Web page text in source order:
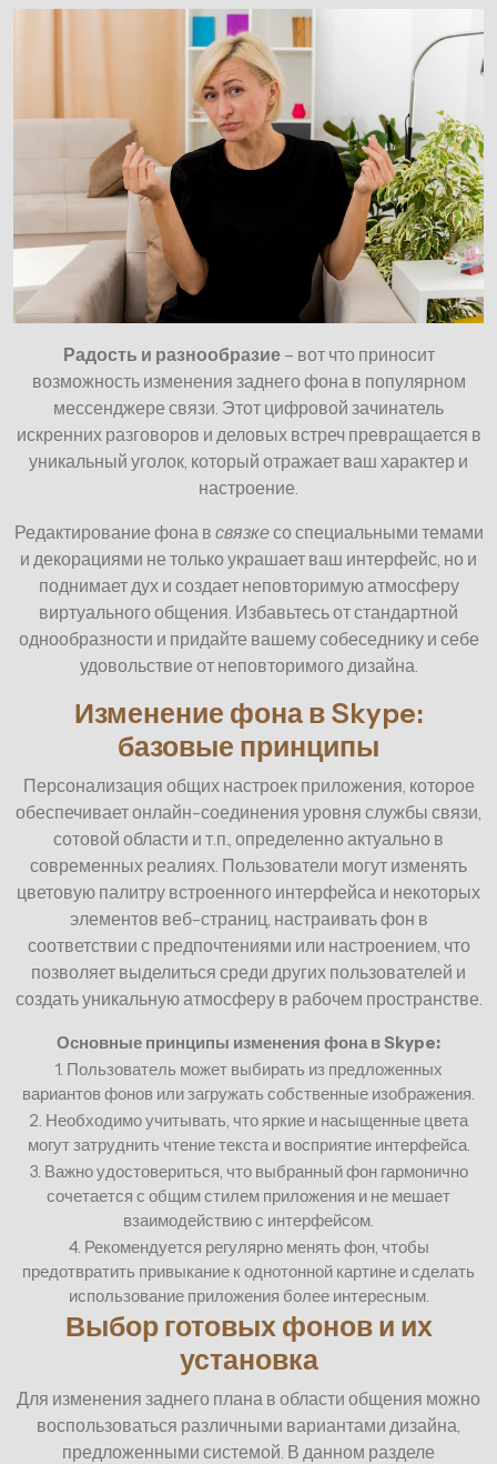
Радость и разнообразие– вот что приносит
возможность изменения заднего фона в популярном
мессенджере связи. Этот цифровой зачинатель
искренних разговоров и деловых встреч превращается в
уникальный уголок, который отражает ваш характер и
настроение.
Редактирование фона в связкесо специальными темами
и декорациями не только украшает ваш интерфейс, но и
поднимает дух и создает неповторимую атмосферу
виртуального общения. Избавьтесь от стандартной
однообразности и придайте вашему собеседнику и себе
удовольствие от неповторимого дизайна.
Изменение фона в Skype:
базовые принципы
Персонализация общих настроек приложения, которое
обеспечивает онлайн-соединения уровня службы связи,
сотовой области и т.п., определенно актуально в
современных реалиях. Пользователи могут изменять
цветовую палитру встроенного интерфейса и некоторых
элементов веб-страниц, настраивать фон в
соответствии с предпочтениями или настроением, что
позволяет выделиться среди других пользователей и
создать уникальную атмосферу в рабочем пространстве.
Основные принципы изменения фона в Skype:
1. Пользователь может выбирать из предложенных
вариантов фонов или загружать собственные изображения.
2. Необходимо учитывать, что яркие и насыщенные цвета
могут затруднить чтение текста и восприятие интерфейса.
3. Важно удостовериться, что выбранный фон гармонично
сочетается с общим стилем приложения и не мешает
взаимодействию с интерфейсом.
4. Рекомендуется регулярно менять фон, чтобы
предотвратить привыкание к однотонной картине и сделать
использование приложения более интересным.
Выбор готовых фонов и их
установка
Для изменения заднего плана в области общения можно
воспользоваться различными вариантами дизайна,
предложенными системой. В данном разделе